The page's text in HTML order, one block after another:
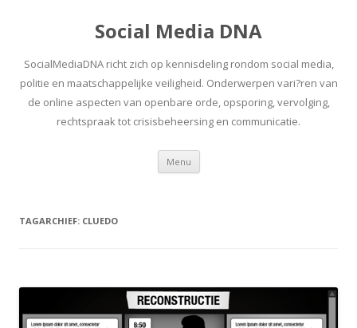
Social Media DNA
SocialMediaDNA richt zich op kennisdeling rondom social media,
politie en maatschappelijke veiligheid. Onderwerpen vari?ren van
de online aspecten van openbare orde, opsporing, vervolging,
rechtspraak tot crisisbeheersing en communicatie.
Menu Spring
inhoud
TAGARCHIEF: CLUEDO